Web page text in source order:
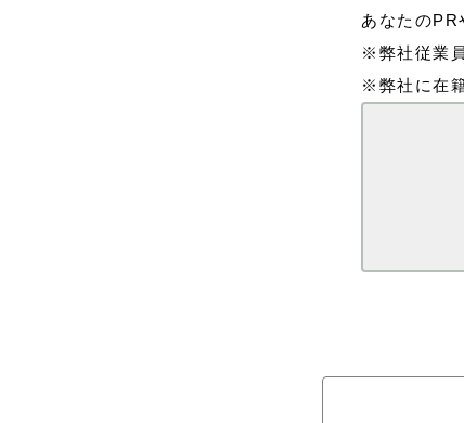
あなたのPR
※弊社従業
※弊社に在